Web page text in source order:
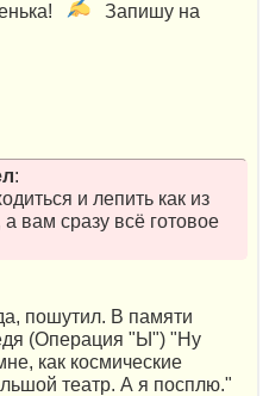
Запишу на
:
и лепить как из
вам сразу всё готовое
пошутил. В памяти
(Операция "Ы") "Ну
как космические
театр. А я посплю."